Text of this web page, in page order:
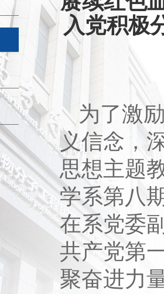
入党积极
为了激
义信念，
思想主题
学系第八
在系党委
共产党第
聚奋进力